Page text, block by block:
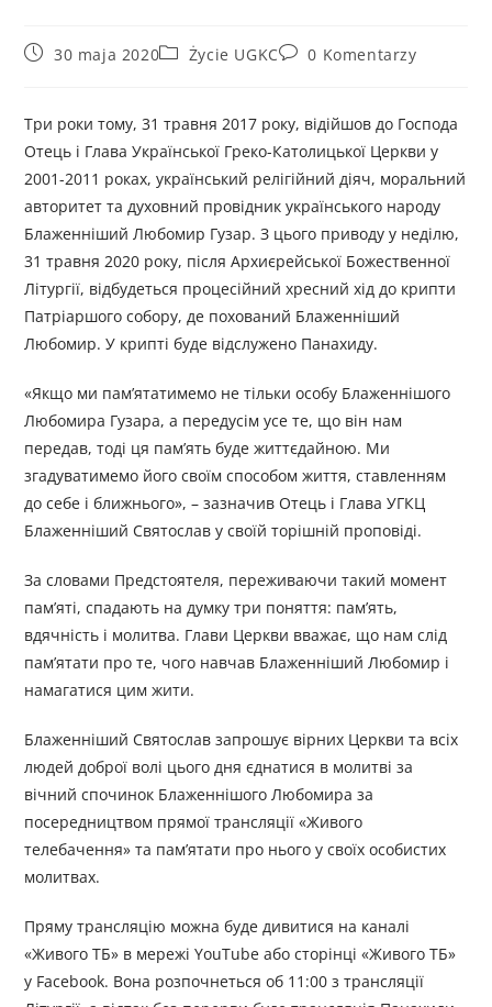
30 maja 2020 Życie UGKC 0 Komentarzy
Три роки тому, 31 травня 2017 року, відійшов до Господа
Отець і Глава Української Греко-Католицької Церкви у
2001-2011 роках, український релігійний діяч, моральний
авторитет та духовний провідник українського народу
Блаженніший Любомир Гузар. З цього приводу у неділю,
31 травня 2020 року, після Архиєрейської Божественної
Літургії, відбудеться процесійний хресний хід до крипти
Патріаршого собору, де похований Блаженніший
Любомир. У крипті буде відслужено Панахиду.
«Якщо ми пам’ятатимемо не тільки особу Блаженнішого
Любомира Гузара, а передусім усе те, що він нам
передав, тоді ця пам’ять буде життєдайною. Ми
згадуватимемо його своїм способом життя, ставленням
до себе і ближнього», – зазначив Отець і Глава УГКЦ
Блаженніший Святослав у своїй торішній проповіді.
За словами Предстоятеля, переживаючи такий момент
пам’яті, спадають на думку три поняття: пам’ять,
вдячність і молитва. Глави Церкви вважає, що нам слід
пам’ятати про те, чого навчав Блаженніший Любомир і
намагатися цим жити.
Блаженніший Святослав запрошує вірних Церкви та всіх
людей доброї волі цього дня єднатися в молитві за
вічний спочинок Блаженнішого Любомира за
посередництвом прямої трансляції «Живого
телебачення» та пам’ятати про нього у своїх особистих
молитвах.
Пряму трансляцію можна буде дивитися на каналі
«Живого ТБ» в мережі YouTube або сторінці «Живого ТБ»
у Facebook. Вона розпочнеться об 11:00 з трансляції